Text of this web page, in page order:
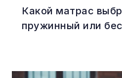
Какой матрас
пружинный или